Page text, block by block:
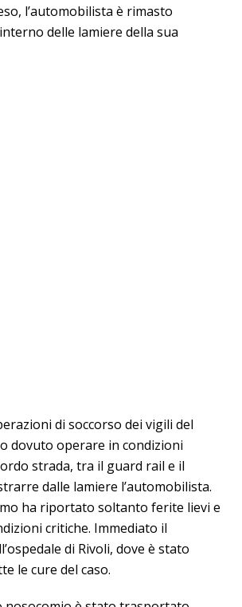
l’automobilista è rimasto
delle lamiere della sua
di soccorso dei vigili del
dovuto operare in condizioni
strada, tra il guard rail e il
dalle lamiere l’automobilista.
ha riportato soltanto ferite lievi e
critiche. Immediato il
di Rivoli, dove è stato
le cure del caso.